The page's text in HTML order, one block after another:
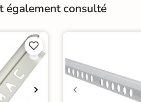
également consulté

